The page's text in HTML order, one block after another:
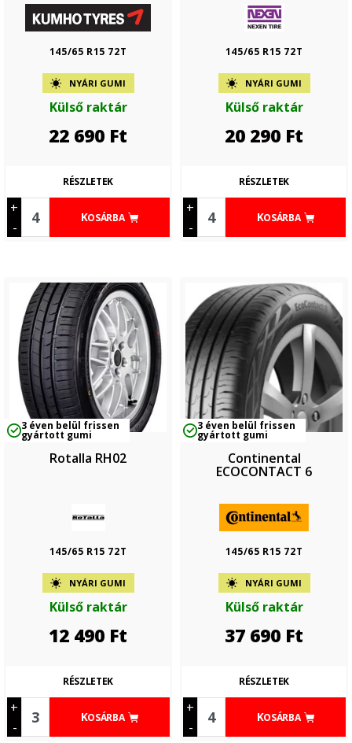
145/65 R15 72T
NYÁRI GUMI
Külső raktár
22 690 Ft
+
-
KOSÁRBA
RÉSZLETEK
145/65 R15 72T
NYÁRI GUMI
Külső raktár
20 290 Ft
+
-
KOSÁRBA
RÉSZLETEK
3 éven belül frissen
gyártott gumi
Rotalla RH02
145/65 R15 72T
NYÁRI GUMI
Külső raktár
12 490 Ft
+
-
KOSÁRBA
RÉSZLETEK
3 éven belül frissen
gyártott gumi
Continental
ECOCONTACT 6
145/65 R15 72T
NYÁRI GUMI
Külső raktár
37 690 Ft
+
-
KOSÁRBA
RÉSZLETEK